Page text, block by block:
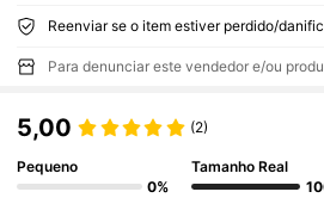
Para denunciar este vendedor e/ou
5,00 (2)
Pequeno
0%
Tamanho Real